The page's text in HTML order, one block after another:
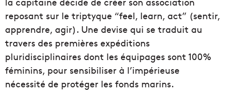
reposant sur le triptyque “feel, learn, act” (sentir,
apprendre, agir). Une devise qui se traduit au
travers des premières expéditions
pluridisciplinaires dont les équipages sont 100%
féminins, pour sensibiliser à l’impérieuse
nécessité de protéger les fonds marins.